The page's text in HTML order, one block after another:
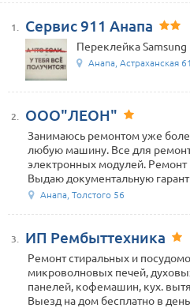
1. Сервис 911 Анапа
Переклейка Samsung
Анапа, Астраханская
2. ООО"ЛЕОН"
Занимаюсь ремонтом уже
любую машину. Все для
электронных модулей. Ремонт
Выдаю документальную
Анапа, Толстого 56
3. ИП Рембыттехника
Ремонт стиральных и
микроволновых печей,
панелей, кофемашин, кух.
Выезд на дом бесплатно в